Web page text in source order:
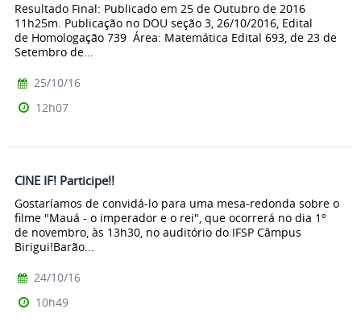
Resultado Final: Publicado em 25 de Outubro de 2016
11h25m. Publicação no DOU seção 3, 26/10/2016, Edital
de Homologação 739 Área: Matemática Edital 693, de 23 de
Setembro de...
25/10/16
12h07
CINE IF! Participe!!
Gostaríamos de convidá-lo para uma mesa-redonda sobre o
filme "Mauá - o imperador e o rei", que ocorrerá no dia 1º
de novembro, às 13h30, no auditório do IFSP Câmpus
Birigui!Barão...
24/10/16
10h49